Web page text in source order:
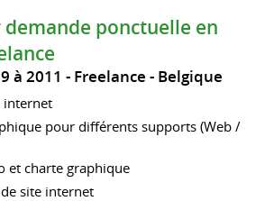
ponctuelle en
à 2011 Freelance Belgique
internet
pour différents supports (Web /
et charte graphique
site internet